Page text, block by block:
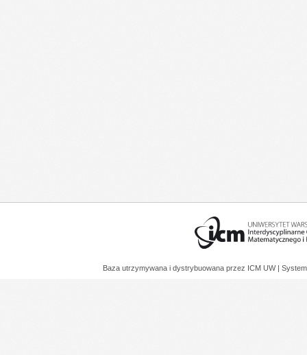
Baza utrzymywana i dystrybuowana przez ICM UW |